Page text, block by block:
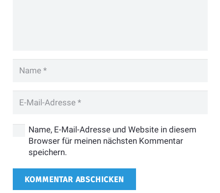
Name, E-Mail-Adresse und Website in diesem
Browser für meinen nächsten Kommentar
speichern.
KOMMENTAR ABSCHICKEN